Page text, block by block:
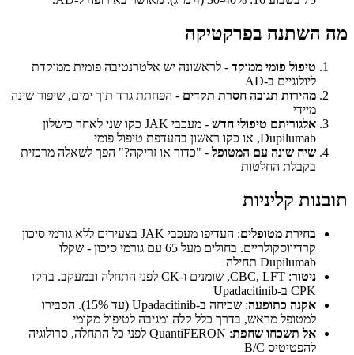
מה השתנה בפרקטיקה
טיפול פומי ממוקד - לראשונה יש אלטרנטיבה פומית ממוקדת
ליולוגיים ב-AD
מהירות תגובה חסרת תקדים - הפחתת גרד תוך ימים, שיפור שינה
מיידי
אלגוריתם טיפולי חדש
- מעכבי JAK כקו שני לאחר כישלון
Dupilumab, או כקו ראשון בהעדפת טיפול פומי
שיח שונה עם המטופל - "כדור או זריקה?" הפך לשאלה מרכזית
בקבלת החלטות
תובנות קליניות
בחירת מטופלים
: העדיפו מעכבי JAK בצעירים ללא גורמי סיכון
קרדיווסקולריים. בחולים מעל 65 עם גורמי סיכון - שקלו
Dupilumab תחילה
ניטור
: CBC, LFT, שומנים ו-CK לפני התחלה ובמעקב. בדקו
CPK ב-Upadacitinib
אקנה כתופעה
: שכיחה ב-Upadacitinib (עד 15%). הסבירו
למטופל מראש, בדרך כלל קלה ומגיבה לטיפול מקומי
אל תשכחו שחפת
: QuantiFERON לפני כל התחלה, סרולוגיה
להפטיטיס B/C